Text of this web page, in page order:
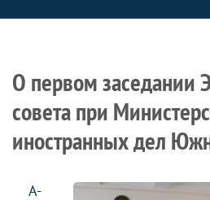
О первом заседании
совета при
иностранных дел
A-